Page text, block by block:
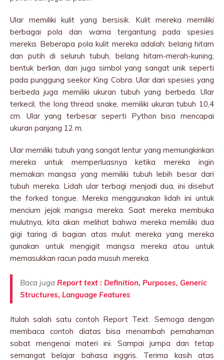
Ular memiliki kulit yang bersisik. Kulit mereka memiliki
berbagai pola dan warna tergantung pada spesies
mereka. Beberapa pola kulit mereka adalah: belang hitam
dan putih di seluruh tubuh, belang hitam-merah-kuning,
bentuk berlian, dan juga simbol yang sangat unik seperti
pada punggung seekor King Cobra. Ular dari spesies yang
berbeda juga memiliki ukuran tubuh yang berbeda. Ular
terkecil, the long thread snake, memiliki ukuran tubuh 10,4
cm. Ular yang terbesar seperti Python bisa mencapai
ukuran panjang 12 m.
Ular memiliki tubuh yang sangat lentur yang memungkinkan
mereka untuk memperluasnya ketika mereka ingin
memakan mangsa yang memiliki tubuh lebih besar dari
tubuh mereka. Lidah ular terbagi menjadi dua, ini disebut
the forked tongue. Mereka menggunakan lidah ini untuk
mencium jejak mangsa mereka. Saat mereka membuka
mulutnya, kita akan melihat bahwa mereka memiliki dua
gigi taring di bagian atas mulut mereka yang mereka
gunakan untuk mengigit mangsa mereka atau untuk
memasukkan racun pada musuh mereka.
Baca juga Report text : Definition, Purposes, Generic
Structures, Language Features
Itulah salah satu contoh Report Text. Semoga dengan
membaca contoh diatas bisa menambah pemahaman
sobat mengenai materi ini. Sampai jumpa dan tetap
semangat belajar bahasa inggris. Terima kasih atas